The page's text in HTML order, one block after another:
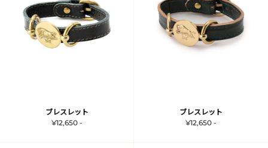
ブレスレット
¥12,650 -
ブレスレット
¥12,650 -